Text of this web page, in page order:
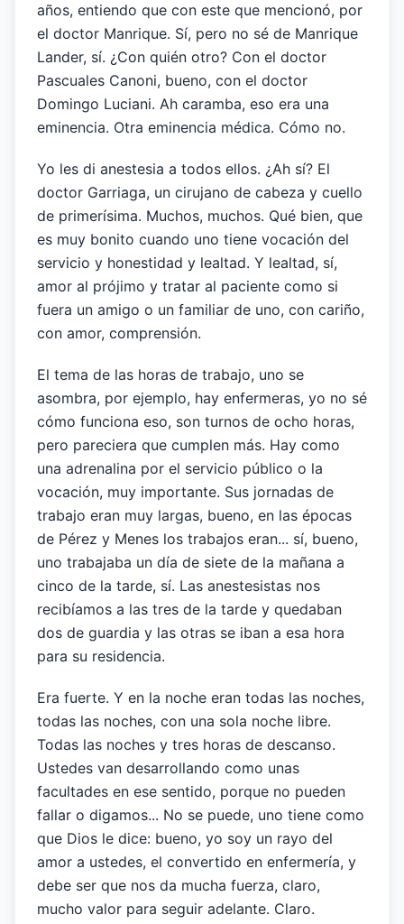
años, entiendo que con este que mencionó, por
el doctor Manrique. Sí, pero no sé de Manrique
Lander, sí. ¿Con quién otro? Con el doctor
Pascuales Canoni, bueno, con el doctor
Domingo Luciani. Ah caramba, eso era una
eminencia. Otra eminencia médica. Cómo no.
Yo les di anestesia a todos ellos. ¿Ah sí? El
doctor Garriaga, un cirujano de cabeza y cuello
de primerísima. Muchos, muchos. Qué bien, que
es muy bonito cuando uno tiene vocación del
servicio y honestidad y lealtad. Y lealtad, sí,
amor al prójimo y tratar al paciente como si
fuera un amigo o un familiar de uno, con cariño,
con amor, comprensión.
El tema de las horas de trabajo, uno se
asombra, por ejemplo, hay enfermeras, yo no sé
cómo funciona eso, son turnos de ocho horas,
pero pareciera que cumplen más. Hay como
una adrenalina por el servicio público o la
vocación, muy importante. Sus jornadas de
trabajo eran muy largas, bueno, en las épocas
de Pérez y Menes los trabajos eran... sí, bueno,
uno trabajaba un día de siete de la mañana a
cinco de la tarde, sí. Las anestesistas nos
recibíamos a las tres de la tarde y quedaban
dos de guardia y las otras se iban a esa hora
para su residencia.
Era fuerte. Y en la noche eran todas las noches,
todas las noches, con una sola noche libre.
Todas las noches y tres horas de descanso.
Ustedes van desarrollando como unas
facultades en ese sentido, porque no pueden
fallar o digamos... No se puede, uno tiene como
que Dios le dice: bueno, yo soy un rayo del
amor a ustedes, el convertido en enfermería, y
debe ser que nos da mucha fuerza, claro,
mucho valor para seguir adelante. Claro.